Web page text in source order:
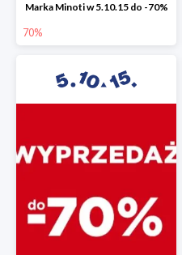
Marka Minoti w 5.10.15 do -70%
70%